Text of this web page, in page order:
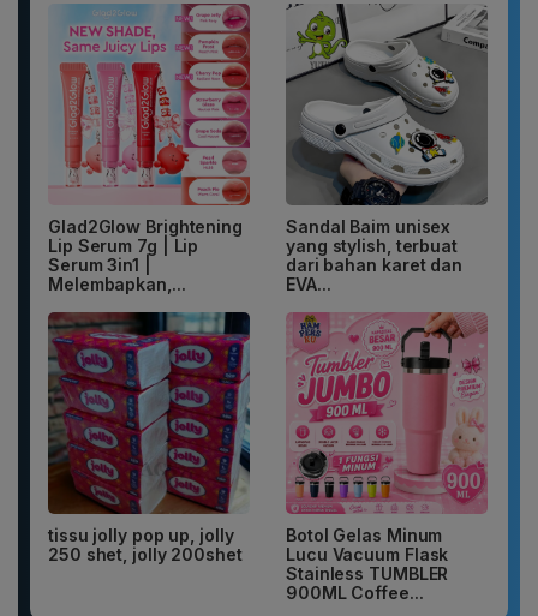
Glad2Glow Brightening
Lip Serum 7g | Lip
Serum 3in1 |
Melembapkan,...
Sandal Baim unisex
yang stylish, terbuat
dari bahan karet dan
EVA...
tissu jolly pop up, jolly
250 shet, jolly 200shet
Botol Gelas Minum
Lucu Vacuum Flask
Stainless TUMBLER
900ML Coffee...